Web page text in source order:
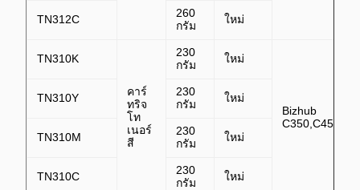
TN312C
260
กรัม
ใหม่
TN310K
คาร์
ทริจ
โท
เนอร์
สี
230
กรัม
ใหม่
Bizhub
TN310Y
230
กรัม
ใหม่
TN310M
230
กรัม
ใหม่
TN310C
230
กรัม
ใหม่